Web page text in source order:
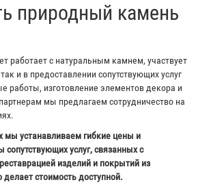
природный камень
работает с натуральным камнем, участвует
и в предоставлении сопутствующих услуг
работы, изготовление элементов декора и
мы предлагаем сотрудничество на
мы устанавливаем гибкие цены и
услуг, связанных с
изделий и покрытий из
делает стоимость доступной.